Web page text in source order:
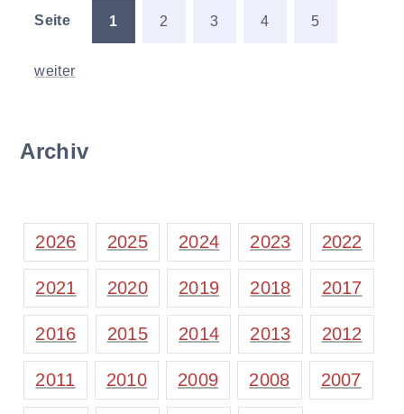
Seite 1 2 3 4 5
weiter
Archiv
2026 2025 2024 2023 2022
2021 2020 2019 2018 2017
2016 2015 2014 2013 2012
2011 2010 2009 2008 2007